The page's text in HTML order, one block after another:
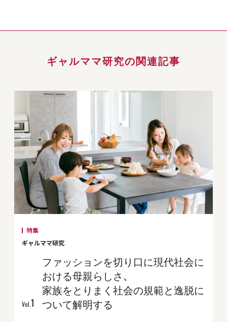
ギャルママ研究の関連記事
特集
ギャルママ研究
Vol.1
ファッションを切り口に現代社会に
おける母親らしさ、
家族をとりまく社会の規範と逸脱に
ついて解明する